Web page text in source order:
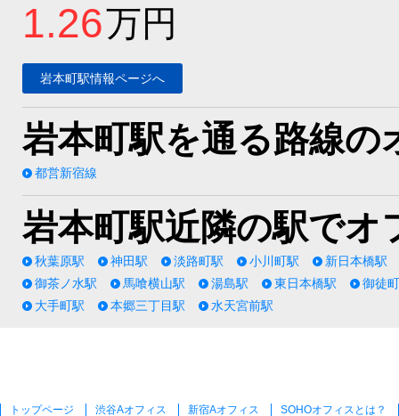
1.26万円
岩本町駅情報ページへ
岩本町駅を通る路線の
都営新宿線
岩本町駅近隣の駅でオ
秋葉原駅 神田駅 淡路町駅 小川町駅
新日本橋駅
御茶ノ水駅
馬喰横山駅 湯島駅 東日本橋駅
御徒
大手町駅
本郷三丁目駅 水天宮前駅
トップページ 渋谷Aオフィス 新宿Aオフィス SOHOオフィス とは？